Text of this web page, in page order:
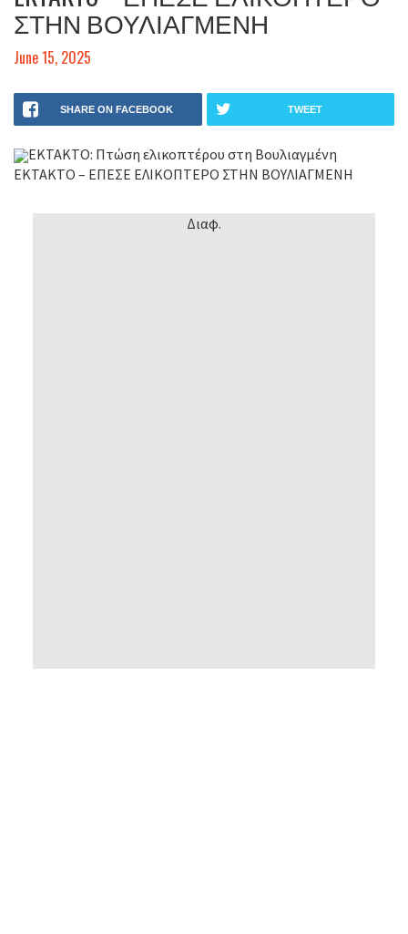
ΣΤΗΝ ΒΟΥΛΙΑΓΜΕΝΗ
June 15, 2025
SHARE ON FACEBOOK TWEET
ΕΚΤΑΚΤΟ: Πτώση ελικοπτέρου στη Βουλιαγμένη
EKTAKTO – ΕΠΕΣΕ ΕΛΙΚΟΠΤΕΡΟ ΣΤΗΝ ΒΟΥΛΙΑΓΜΕΝΗ
Διαφ.